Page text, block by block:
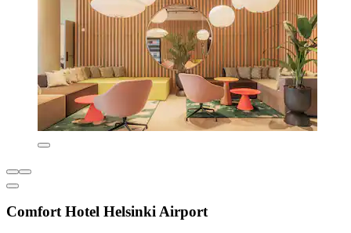
Comfort Hotel Helsinki Airport